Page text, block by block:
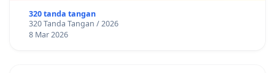
KEJELASAN SUMBER GAJI POKOK
320 tanda tangan
320 Tanda Tangan / 2026
8 Mar 2026